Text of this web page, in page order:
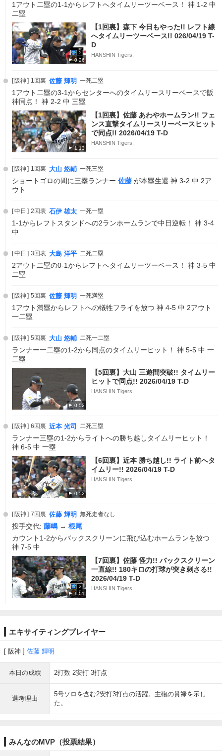
1アウト二塁の1-1からレフトへタイムリーツーベース！ 神 1-2 中
二塁
0:26
【1回裏】森下 今日もやった!! レフト線
へタイムリーツーベース!! 026/04/19 T-
D
HANSHIN Tigers.
阪神 1回裏 佐藤 輝明 一死二塁
1アウト二塁の3-1からセンターへのタイムリースリーベースで阪
神同点！ 神 2-2 中 三塁
1:13
【1回裏】佐藤 あわやホームラン!! フェ
ンス直撃タイムリースリーベースヒット
で同点!! 2026/04/19 T-D
HANSHIN Tigers.
阪神 1回裏 大山 悠輔 一死三塁
ショートゴロの間に三塁ランナー 佐藤 が本塁生還 神 3-2 中 2ア
ウト
中日 2回表 石伊 雄太 一死一塁
1-1からレフトスタンドへの2ランホームランで中日逆転！ 神 3-4
中
中日 3回表 大島 洋平 二死二塁
2アウト二塁の0-1からレフトへタイムリーツーベース！ 神 3-5 中
二塁
阪神 5回裏 佐藤 輝明 一死満塁
1アウト満塁からレフトへの犠牲フライを放つ 神 4-5 中 2アウト
一二塁
阪神 5回裏 大山 悠輔 二死一二塁
ランナー一二塁の1-2から同点のタイムリーヒット！ 神 5-5 中 一
二塁
0:52
【5回裏】大山 三遊間突破!! タイムリー
ヒットで同点!! 2026/04/19 T-D
HANSHIN Tigers.
阪神 6回裏 近本 光司 二死三塁
ランナー三塁の1-2からライトへの勝ち越しタイムリーヒット！
神 6-5 中 一塁
0:52
【6回裏】近本 勝ち越し!! ライト前へタ
イムリー!! 2026/04/19 T-D
HANSHIN Tigers.
阪神 7回裏 佐藤 輝明 無死走者なし
投手交代: 藤嶋 → 根尾
カウント1-2からバックスクリーンに飛び込むホームランを放つ
神 7-5 中
1:01
【7回裏】佐藤 怪力!! バックスクリーン
一直線!! 180キロの打球が突き刺さる!!
2026/04/19 T-D
HANSHIN Tigers.
エキサイティングプレイヤー
阪神 佐藤 輝明
本日の成績 2打数 2安打 3打点
選考理由
5号ソロを含む2安打3打点の活躍。主砲の貫禄を示し
た。
みんなのMVP（投票結果）